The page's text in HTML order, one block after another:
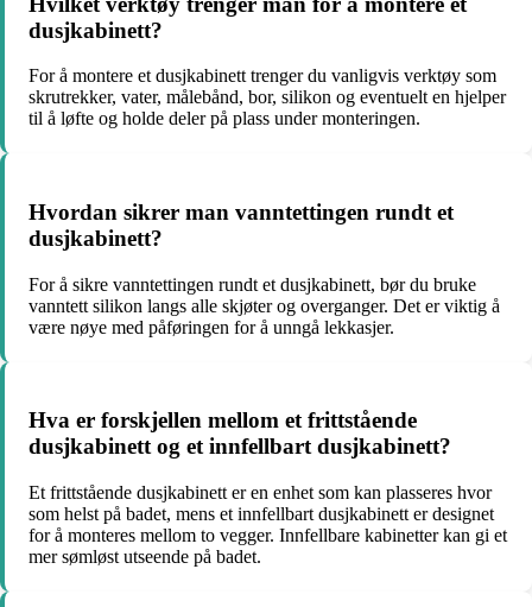
dusjkabinett?
For å montere et dusjkabinett trenger du vanligvis verktøy som
skrutrekker, vater, målebånd, bor, silikon og eventuelt en hjelper
til å løfte og holde deler på plass under monteringen.
Hvordan sikrer man vanntettingen rundt et
dusjkabinett?
For å sikre vanntettingen rundt et dusjkabinett, bør du bruke
vanntett silikon langs alle skjøter og overganger. Det er viktig å
være nøye med påføringen for å unngå lekkasjer.
Hva er forskjellen mellom et frittstående
dusjkabinett og et innfellbart dusjkabinett?
Et frittstående dusjkabinett er en enhet som kan plasseres hvor
som helst på badet, mens et innfellbart dusjkabinett er designet
for å monteres mellom to vegger. Innfellbare kabinetter kan gi et
mer sømløst utseende på badet.